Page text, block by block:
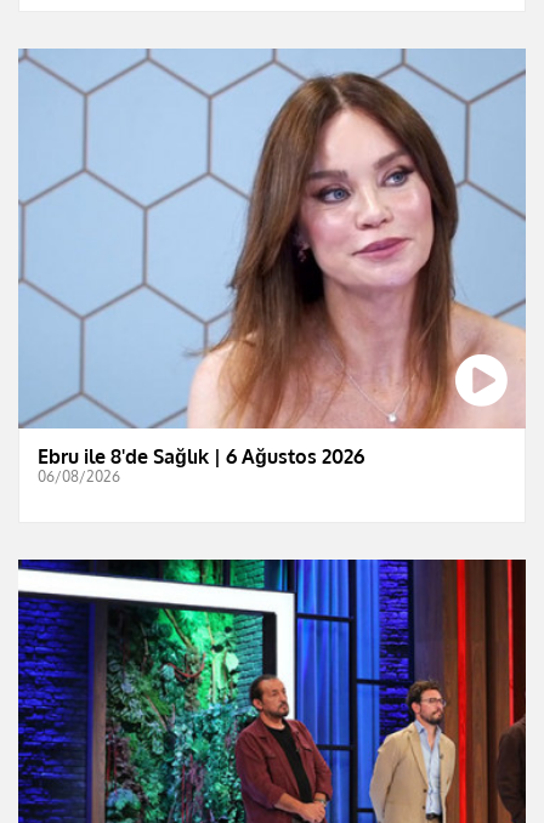
Ebru ile 8'de Sağlık | 6 Ağustos 2026
06/08/2026